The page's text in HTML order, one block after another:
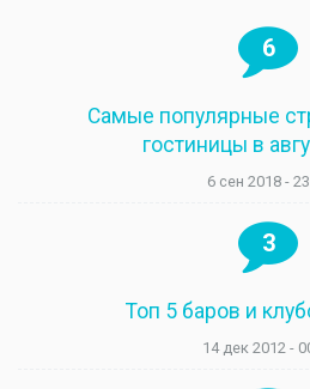
6
Самые популярные
гостиницы в
6 сен 2018 -
3
Топ 5 баров и
14 дек 2012 -